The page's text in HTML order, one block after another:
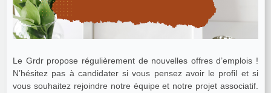
Le Grdr propose régulièrement de nouvelles offres d’emplois !
N’hésitez pas à candidater si vous pensez avoir le profil et si
vous souhaitez rejoindre notre équipe et notre projet associatif.